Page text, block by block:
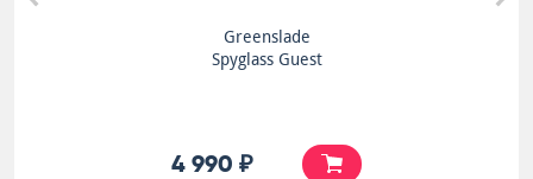
Greenslade
Spyglass Guest
4 990 ₽